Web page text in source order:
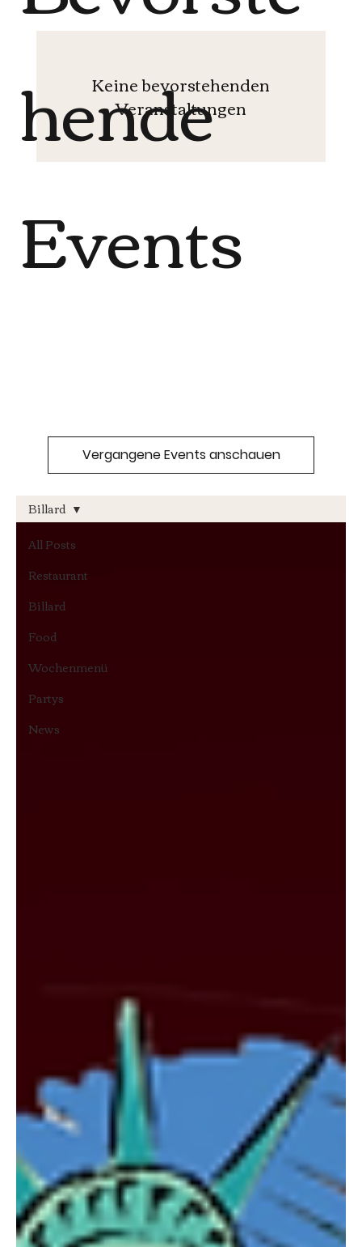
All Posts
Restaurant
Billard
Food
Wochenmenü
Partys
News
Billard
Keine bevorstehenden
Veranstaltungen
hende
Events
Vergangene Events anschauen